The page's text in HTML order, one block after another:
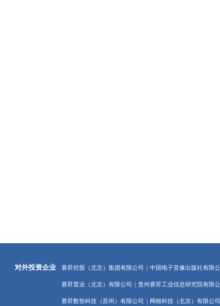
对外投资企业 赛昇控股（北京）集团有限公司 中国电子音像出版社有限
赛昇置业（北京）有限公司 贵州赛昇工业信息研究院有限
赛昇数智科技（苏州）有限公司 网根科技（北京）有限公司